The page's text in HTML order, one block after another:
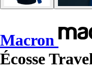
Macron
Écosse